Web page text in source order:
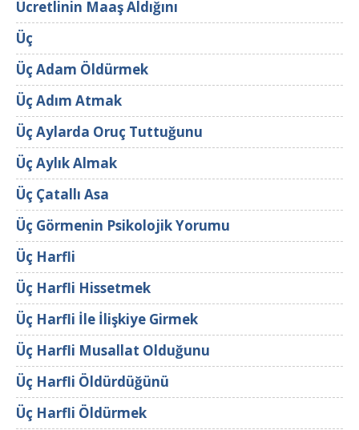
Ücretlinin Maaş Aldığını
Üç
Üç Adam Öldürmek
Üç Adım Atmak
Üç Aylarda Oruç Tuttuğunu
Üç Aylık Almak
Üç Çatallı Asa
Üç Görmenin Psikolojik Yorumu
Üç Harfli
Üç Harfli Hissetmek
Üç Harfli İle İlişkiye Girmek
Üç Harfli Musallat Olduğunu
Üç Harfli Öldürdüğünü
Üç Harfli Öldürmek